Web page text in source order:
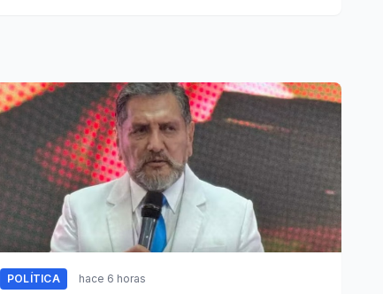
POLÍTICA hace 6 horas